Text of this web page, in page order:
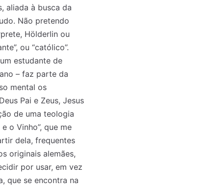
aliada à busca da
Não pretendo
Hölderlin ou
ou “católico”.
estudante de
– faz parte da
mental os
Pai e Zeus, Jesus
de uma teologia
o Vinho”, que me
dela, frequentes
originais alemães,
por usar, em vez
que se encontra na